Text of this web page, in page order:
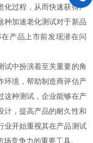
化过程，从而快速获得产
种加速老化测试对于新品
产品上市前发现潜在问
中扮演着至关重要的角
环境，帮助制造商评估产
这种测试，企业能够在产
计，提高产品的耐久性和
业开始重视其在产品测试
竞争力的重要工具。